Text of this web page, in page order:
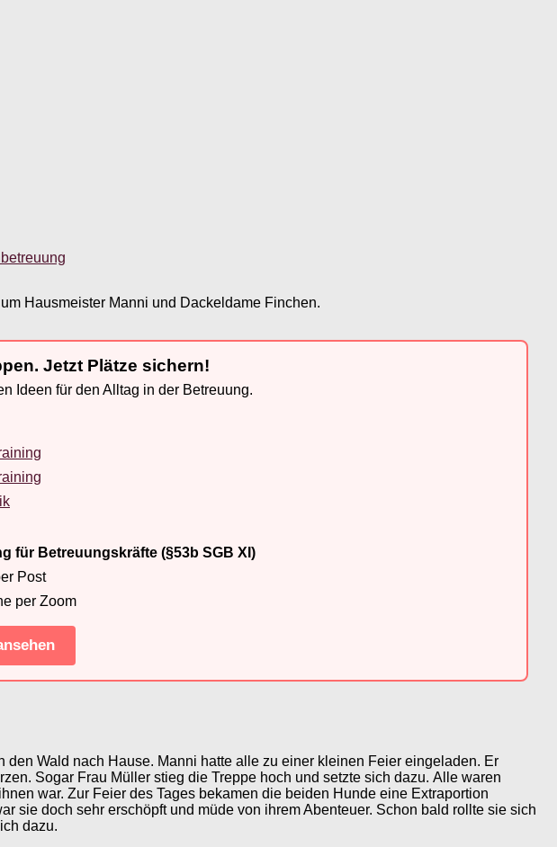
Hausmeister Manni und Dackeldame Finchen.
Jetzt Plätze sichern!
Ideen für den Alltag in der Betreuung.
für Betreuungskräfte (§53b SGB XI)
Post
per Zoom
Wald nach Hause. Manni hatte alle zu einer kleinen Feier eingeladen. Er
Sogar Frau Müller stieg die Treppe hoch und setzte sich dazu. Alle waren
war. Zur Feier des Tages bekamen die beiden Hunde eine Extraportion
sie doch sehr erschöpft und müde von ihrem Abenteuer. Schon bald rollte sie sich
dazu.